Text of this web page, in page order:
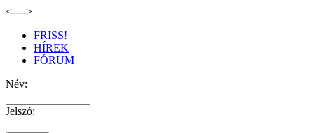
<---->
FRISS!
HÍREK
FÓRUM
Név:
Jelszó: